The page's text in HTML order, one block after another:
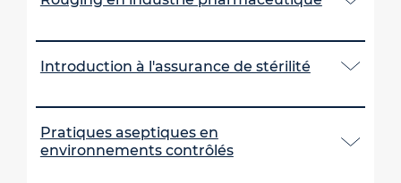
Introduction à l'assurance de stérilité
Pratiques aseptiques en
environnements contrôlés